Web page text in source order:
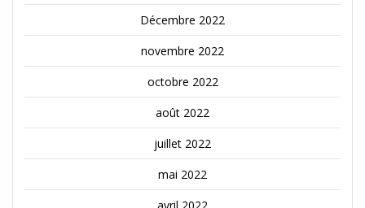
Décembre 2022
novembre 2022
octobre 2022
août 2022
juillet 2022
mai 2022
avril 2022